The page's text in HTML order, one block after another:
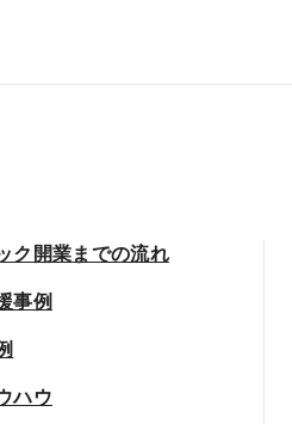
ク開業までの流れ
事例
ハウ